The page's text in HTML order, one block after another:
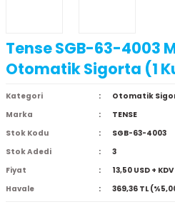
Tense SGB-63-4003
Otomatik Sigorta (1
Kategori
Otomatik
Marka
TENSE
Stok Kodu
SGB-63-4003
Stok Adedi
3
Fiyat
13,50 USD + KDV
Havale
369,36 TL